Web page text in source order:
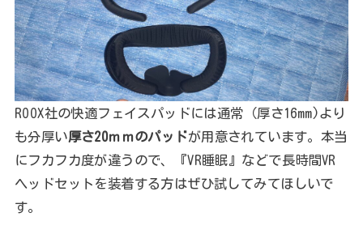
ROOX社の快適フェイスパッドには通常（厚さ16mm)より
も分厚い厚さ20ｍｍのパッドが用意されています。本当
にフカフカ度が違うので、『VR睡眠』などで長時間VR
ヘッドセットを装着する方はぜひ試してみてほしいで
す。